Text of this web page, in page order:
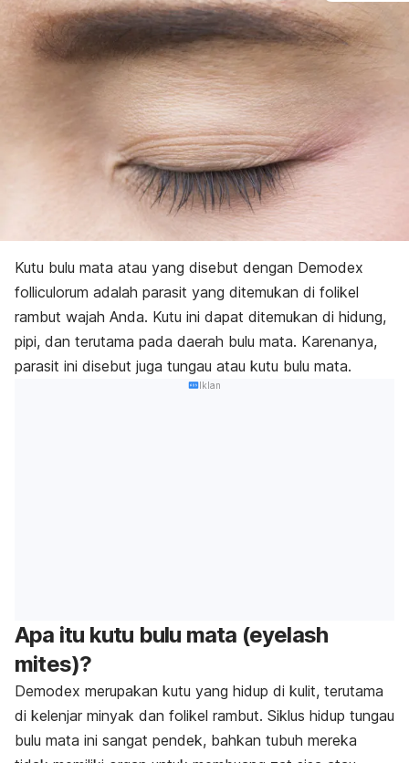
Kutu bulu mata atau yang disebut dengan Demodex
folliculorum adalah parasit yang ditemukan di folikel
rambut wajah Anda. Kutu ini dapat ditemukan di hidung,
pipi, dan terutama pada daerah bulu mata. Karenanya,
parasit ini disebut juga tungau atau kutu bulu mata.
Iklan
Apa itu kutu bulu mata (eyelash
mites)?
Demodex merupakan kutu yang hidup di kulit, terutama
di kelenjar minyak dan folikel rambut. Siklus hidup tungau
bulu mata ini sangat pendek, bahkan tubuh mereka